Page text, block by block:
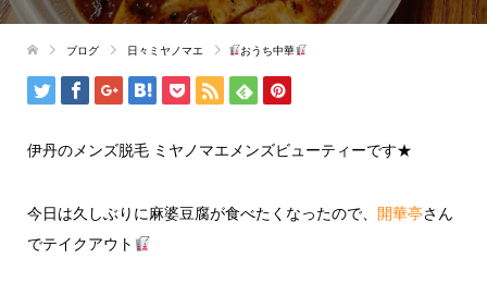
ブログ 日々ミヤノマエ おうち中華
伊丹のメンズ脱毛 ミヤノマエメンズビューティーです★
今日は久しぶりに麻婆豆腐が食べたくなったので、 開華亭さん
でテイクアウト